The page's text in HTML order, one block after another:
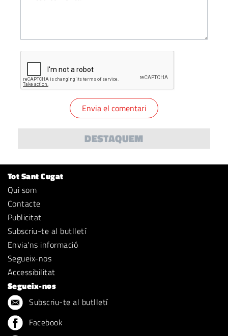
DESTAQUEM
Tot Sant Cugat
Qui som
Contacte
Publicitat
Subscriu-te al butlletí
Envia'ns informació
Segueix-nos
Accessibilitat
Segueix-nos
Subscriu-te al butlletí
Facebook